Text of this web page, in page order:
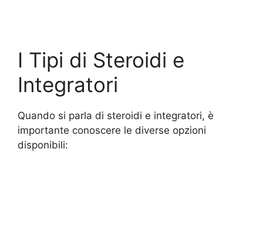
I Tipi di Steroidi e
Integratori
Quando si parla di steroidi e integratori, è
importante conoscere le diverse opzioni
disponibili: